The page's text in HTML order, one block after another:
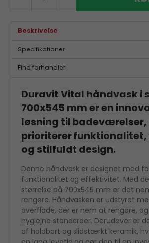
Beskrivelse
Specifikationer
Find forhandler
Duravit Vital håndvask i
700x545 mm er en
løsning til badeværelser,
prioriterer funktionalitet,
og stilfuldt design.
Denne håndvask er designet med
funktionalitet og effektivitet. Med
størrelse på 700x545 mm er det
rengøre. Håndvasken er udstyret
overflade, der er nem at rengøre,
hygiejne standarder. Derudover er
af holdbart og slidstærkt keramik,